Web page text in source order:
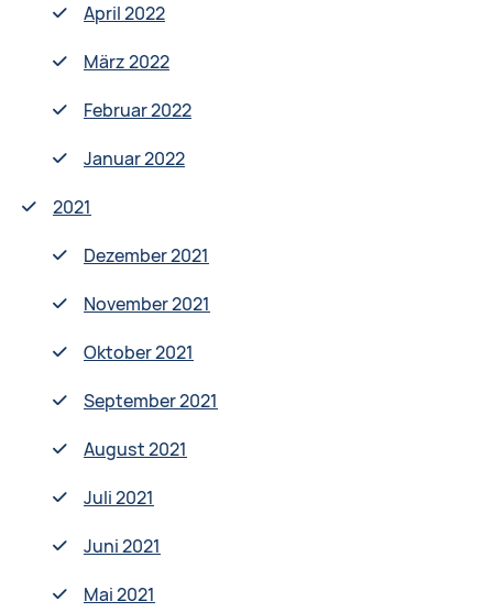
April 2022
März 2022
Februar 2022
Januar 2022
2021
Dezember 2021
November 2021
Oktober 2021
September 2021
August 2021
Juli 2021
Juni 2021
Mai 2021